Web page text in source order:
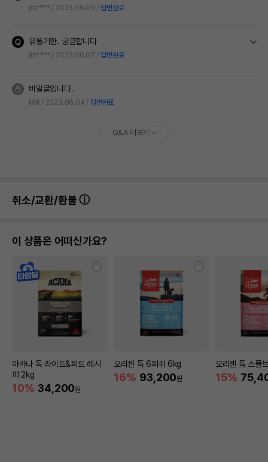
jih**** 2023.06.09 답변완료
유통기한. 궁금합니다
jih**** 2023.06.07 답변완료
비밀글입니다.
Mill 2023.06.04 답변완료
Q&A 더보기
취소/교환/환불
이 상품은 어떠신가요?
아카나 독 라이트&피트 레시
피 2kg
10% 34,200원
오리젠 독 6피쉬 6kg
16% 93,200원
오리젠 독 스몰
15%